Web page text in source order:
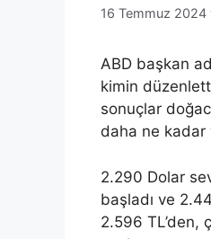
16 Temmuz 2024
ABD başkan
kimin
sonuçlar
daha ne kadar
2.290 Dolar
başladı ve
2.596 TL’den,